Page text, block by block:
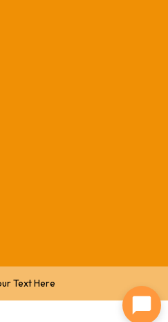
Text Here